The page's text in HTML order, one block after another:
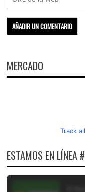
MERCADO
Track
ESTAMOS EN LÍNEA